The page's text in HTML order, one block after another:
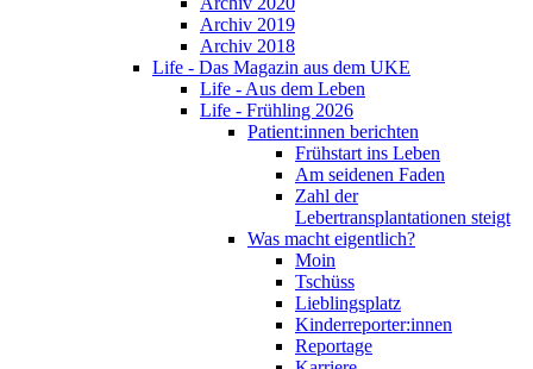
Archiv 2019
Archiv 2018
Life - Das Magazin aus dem UKE
Life - Aus dem Leben
Life - Frühling 2026
Patient:innen berichten
Frühstart ins Leben
Am seidenen Faden
Zahl der
Lebertransplantationen steigt
Was macht eigentlich?
Moin
Tschüss
Lieblingsplatz
Kinderreporter:innen
Reportage